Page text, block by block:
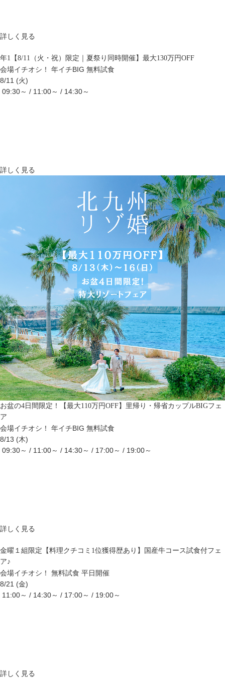
詳しく見る
年1【8/11（火・祝）限定｜夏祭り同時開催】最大130万円OFF
会場イチオシ！ 年イチBIG 無料試食
8/11 (火)
09:30～ / 11:00～ / 14:30～
詳しく見る
お盆の4日間限定！【最大110万円OFF】里帰り・帰省カップルBIGフェ
ア
会場イチオシ！ 年イチBIG 無料試食
8/13 (木)
09:30～ / 11:00～ / 14:30～ / 17:00～ / 19:00～
詳しく見る
金曜１組限定【料理クチコミ1位獲得歴あり】国産牛コース試食付フェ
ア♪
会場イチオシ！ 無料試食 平日開催
8/21 (金)
11:00～ / 14:30～ / 17:00～ / 19:00～
詳しく見る